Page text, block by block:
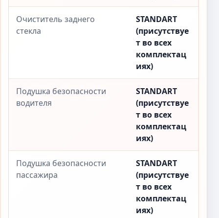
Очиститель заднего
стекла
STANDART
(присутствуе
т во всех
комплектац
иях)
Подушка безопасности
водителя
STANDART
(присутствуе
т во всех
комплектац
иях)
Подушка безопасности
пассажира
STANDART
(присутствуе
т во всех
комплектац
иях)